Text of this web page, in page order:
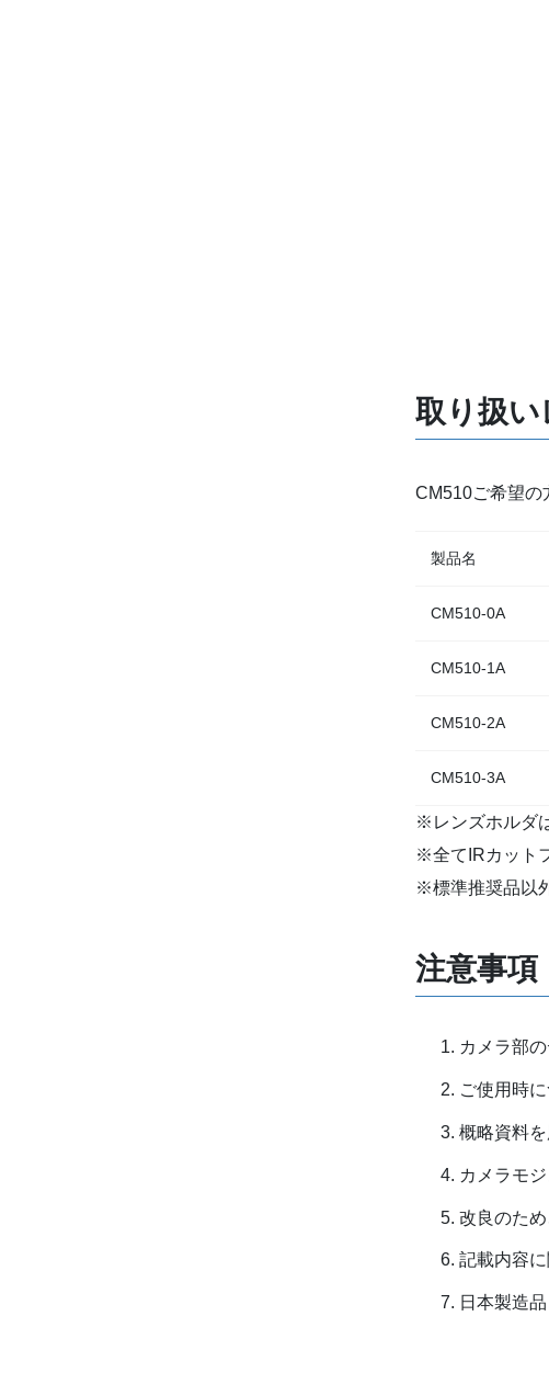
取り扱
CM510ご希望の
製品名
CM510-0A
CM510-1A
CM510-2A
CM510-3A
※レンズホルダ
※全てIRカット
※標準推奨品以
注意事項
カメラ部
ご使用時
概略資料
カメラモ
改良のた
記載内容
日本製造